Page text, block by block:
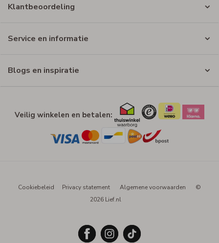
Klantbeoordeling
Service en informatie
Blogs en inspiratie
Veilig winkelen en betalen:
Cookiebeleid Privacy statement Algemene voorwaarden
©
2026 Lief.nl